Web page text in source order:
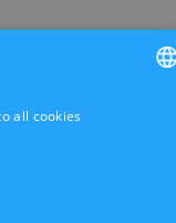
all cookies